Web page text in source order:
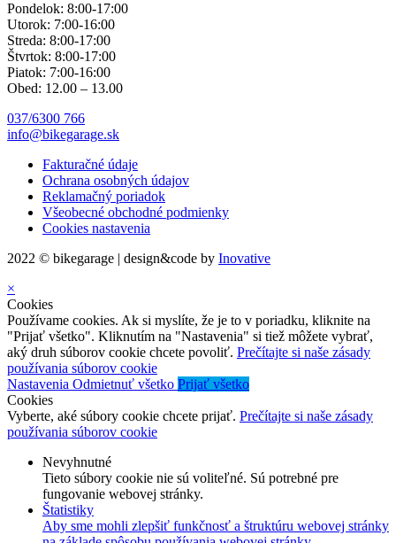
Pondelok: 8:00-17:00
Utorok: 7:00-16:00
Streda: 8:00-17:00
Štvrtok: 8:00-17:00
Piatok: 7:00-16:00
Obed: 12.00 – 13.00
037/6300 766
info@bikegarage.sk
Fakturačné údaje
Ochrana osobných údajov
Reklamačný poriadok
Všeobecné obchodné podmienky
Cookies nastavenia
2022 © bikegarage | design&code by Inovative
×
Cookies
Používame cookies. Ak si myslíte, že je to v poriadku, kliknite na
"Prijať všetko". Kliknutím na "Nastavenia" si tiež môžete vybrať,
aký druh súborov cookie chcete povoliť. Prečítajte si naše zásady
používania súborov cookie
Nastavenia Odmietnuť všetko Prijať všetko
Cookies
Vyberte, aké súbory cookie chcete prijať. Prečítajte si naše zásady
používania súborov cookie
Nevyhnutné
Tieto súbory cookie nie sú voliteľné. Sú potrebné pre
fungovanie webovej stránky.
Štatistiky
Aby sme mohli zlepšiť funkčnosť a štruktúru webovej stránky